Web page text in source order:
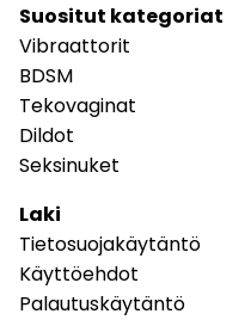
Suositut kategoriat
Vibraattorit
BDSM
Tekovaginat
Dildot
Seksinuket
Laki
Tietosuojakäytäntö
Käyttöehdot
Palautuskäytäntö